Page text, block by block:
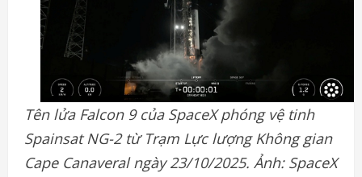
Tên lửa Falcon 9 của SpaceX phóng vệ tinh
Spainsat NG-2 từ Trạm Lực lượng Không gian
Cape Canaveral ngày 23/10/2025. Ảnh: SpaceX